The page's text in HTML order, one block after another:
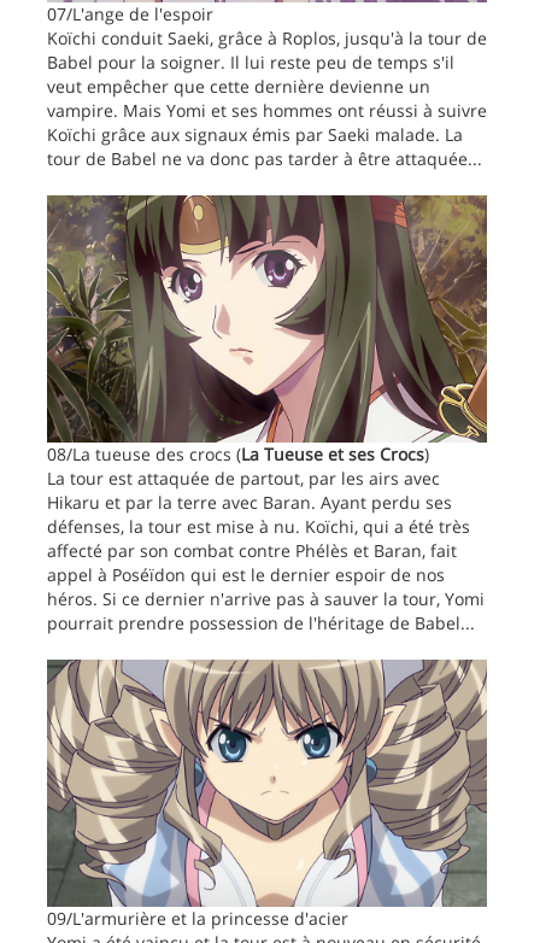
07/L'ange de l'espoir
Koïchi conduit Saeki, grâce à Roplos, jusqu'à la tour de
Babel pour la soigner. Il lui reste peu de temps s'il
veut empêcher que cette dernière devienne un
vampire. Mais Yomi et ses hommes ont réussi à suivre
Koïchi grâce aux signaux émis par Saeki malade. La
tour de Babel ne va donc pas tarder à être attaquée...
08/La tueuse des crocs (La Tueuse et ses Crocs)
La tour est attaquée de partout, par les airs avec
Hikaru et par la terre avec Baran. Ayant perdu ses
défenses, la tour est mise à nu. Koïchi, qui a été très
affecté par son combat contre Phélès et Baran, fait
appel à Poséïdon qui est le dernier espoir de nos
héros. Si ce dernier n'arrive pas à sauver la tour, Yomi
pourrait prendre possession de l'héritage de Babel...
09/L'armurière et la princesse d'acier